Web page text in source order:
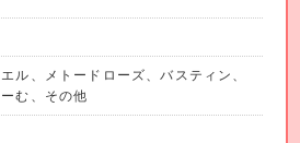
ル、メトードローズ、バスティン、
む、その他